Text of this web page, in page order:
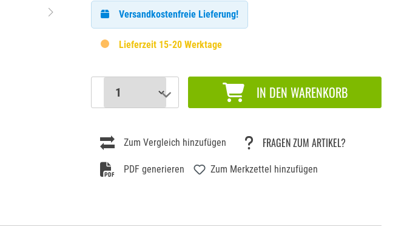
Versandkostenfreie Lieferung!
Lieferzeit 15-20 Werktage
IN DEN WARENKORB
Zum Vergleich hinzufügen FRAGEN ZUM ARTIKEL?
PDF generieren Zum Merkzettel hinzufügen